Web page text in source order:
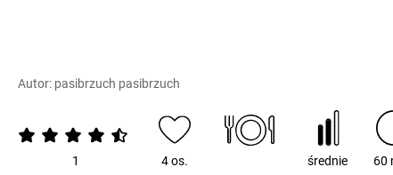
Autor: pasibrzuch pasibrzuch
1 4 os. średnie 60